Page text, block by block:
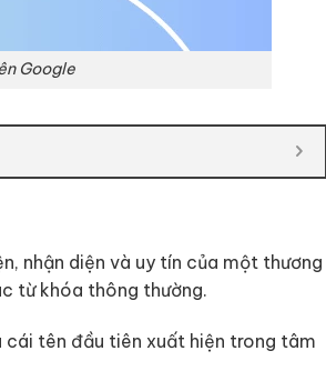
Google
nhận diện và uy tín của một thương
từ khóa thông thường.
cái tên đầu tiên xuất hiện trong tâm